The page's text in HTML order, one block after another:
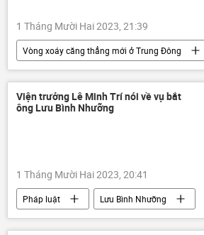
1 Tháng Mười Hai 2023, 21:39
Vòng xoáy căng thẳng mới ở Trung Đông
Israel
Gaza
Thế giới
Quân sự
Palestine
Viện trưởng Lê Minh Trí nói về vụ bắt
ông Lưu Bình Nhưỡng
1 Tháng Mười Hai 2023, 20:41
Pháp luật
Lưu Bình Nhưỡng
Việt Nam
vi phạm
Quốc hội